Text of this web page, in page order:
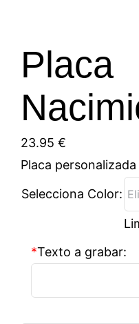
Placa
23.95 €
Placa
Selecciona Color:
*Texto a grabar: